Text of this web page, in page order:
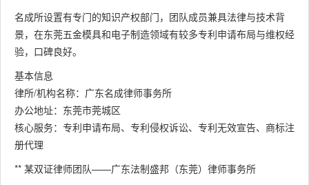
名成所设置有专门的知识产权部门，团队成员兼具法律与技术背
景，在东莞五金模具和电子制造领域有较多专利申请布局与维权经
验，口碑良好。
基本信息
律所/机构名称：广东名成律师事务所
办公地址：东莞市莞城区
核心服务：专利申请布局、专利侵权诉讼、专利无效宣告、商标注
册代理
** 某双证律师团队——广东法制盛邦（东莞）律师事务所